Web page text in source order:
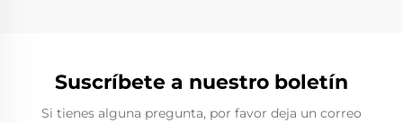
Suscríbete a nuestro boletín
Si tienes alguna pregunta, por favor deja un correo